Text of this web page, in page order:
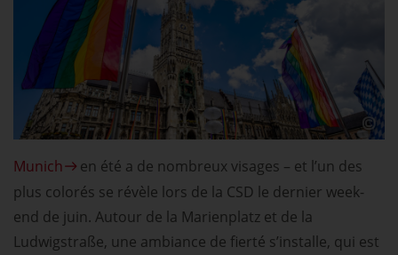
Munich
en été a de nombreux visages – et l’un des
plus colorés se révèle lors de la CSD le dernier week-
end de juin. Autour de la Marienplatz et de la
Ludwigstraße, une ambiance de fierté s’installe, qui est